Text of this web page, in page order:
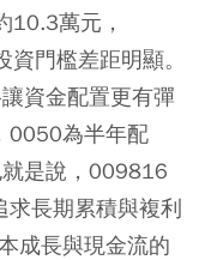
萬元，
門檻差距明顯。
資金配置更有彈
0050為半年配
是說，009816
求長期累積與複利
成長與現金流的